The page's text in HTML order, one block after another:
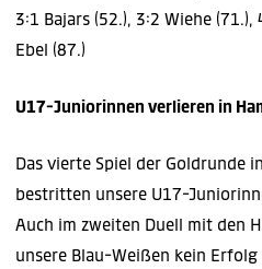
3:1 Bajars (52.), 3:2 Wiehe
Ebel (87.)
U17-Juniorinnen verlieren in
Das vierte Spiel der Goldrunde
bestritten unsere U17-
Auch im zweiten Duell mit den
unsere Blau-Weißen kein